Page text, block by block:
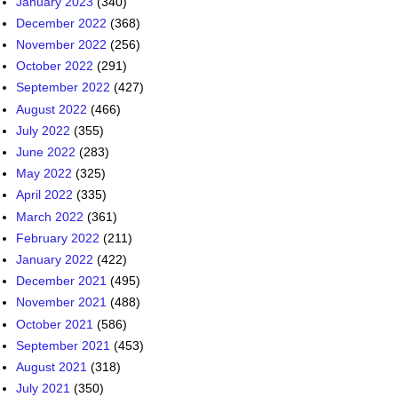
December 2022 (368)
November 2022 (256)
October 2022 (291)
September 2022 (427)
August 2022 (466)
July 2022 (355)
June 2022 (283)
May 2022 (325)
April 2022 (335)
March 2022 (361)
February 2022 (211)
January 2022 (422)
December 2021 (495)
November 2021 (488)
October 2021 (586)
September 2021 (453)
August 2021 (318)
July 2021 (350)